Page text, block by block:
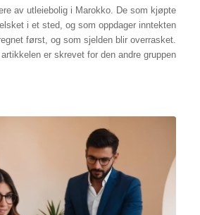
av utleiebolig i Marokko. De som kjøpte
i et sted, og som oppdager inntekten
først, og som sjelden blir overrasket.
er skrevet for den andre gruppen,…